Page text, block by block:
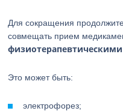
Для сокращения
совмещать прием
Это может быть:
электрофорез;